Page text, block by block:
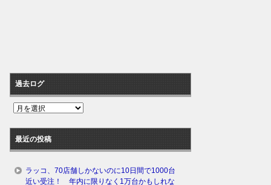
過去ログ
過
ロ
グ
最近の投稿
ラッコ、70店舗しかないのに10日間で1000台
近い受注！ 年内に限りなく1万台かもしれな